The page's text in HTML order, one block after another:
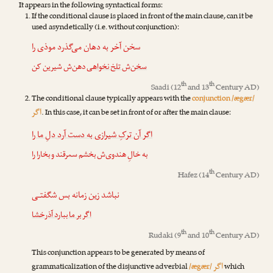
It appears in the following syntactical forms:
If the conditional clause is placed in front of the main clause, can it be
used asyndetically (i.e. without conjunction):
سخن آخر به دهان می‌گذرد موذی را
سخن‌ش تلخ نخواهیدهن‌ش شیرین کن
Saadi(12thand 13thCentury AD)
The conditional clause typically appears with theconjunction /ægær/
اگر. In this case, it can be set in front of or after the main clause:
اگر آن ترکِ شیرازی به دست آرد دلِ ما را
به خالِ هندوی‌ش بخشم سمرقند و بخارا را
Hafez(14thCentury AD)
نباشد زین زمانه بس شگفتـی
اگر بر ما ببارد آذرخشا
Rudaki(9thand 10thCentury AD)
This conjunction appears to be generated by means of
grammaticalization of the disjunctive adverbial/ægær/اگرwhich